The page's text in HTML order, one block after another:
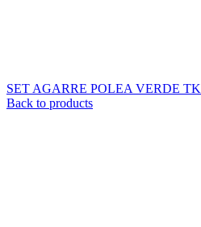
SET AGARRE POLEA VERDE TK
Back to products